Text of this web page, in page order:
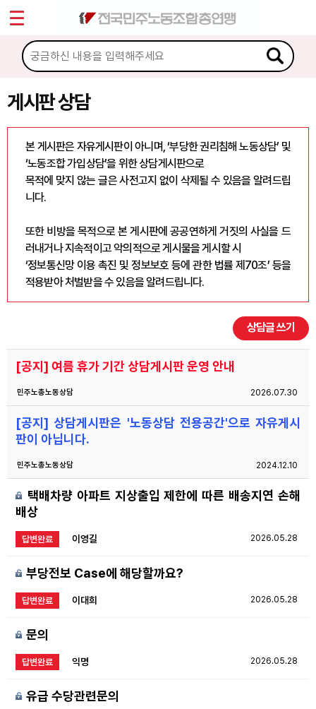
게시판 상담
본 게시판은 자유게시판이 아니며, ‘부당한 권리침해 노동상담’ 및
‘노동조합 가입상담’을 위한 상담게시판으로
목적에 맞지 않는 글은 사전고지 없이 삭제될 수 있음을 알려드립
니다.
또한 비방을 목적으로 본 게시판에 공공연하게 거짓의 사실을 드
러내거나 지속적이고 악의적으로 게시물을 게시할 시
‘정보통신망 이용 촉진 및 정보보호 등에 관한 법률 제70조’ 등을
적용받아 처벌받을 수 있음을 알려드립니다.
상담글 쓰기
[공지] 여름 휴가 기간 상담게시판 운영 안내
2026.07.30
민주노총노동상담
[공지] 상담게시판은 '노동상담 전용공간'으로 자유게시
판이 아닙니다.
2024.12.10
민주노총노동상담
택배차량 아파트 지상출입 제한에 따른 배송지연 손해
배상
답변완료 2026.05.28
이영길
부당전보 Case에 해당할까요?
답변완료 2026.05.28
이대희
문의
답변완료 2026.05.28
익명
유급 수당관련문의
마이페이지
소개
소식
게시판 상담
권리찾기수첩 검색
바로보기
찾아보기
노동조합 가입 안내
전국 노동상담소 안내
업무
Sketchbook5, 스케치북5
Sketchbook5, 스케치북5